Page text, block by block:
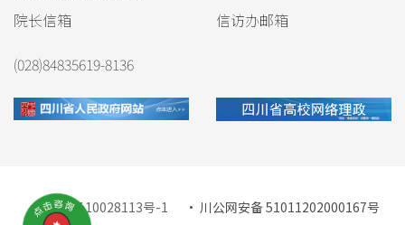
院长信箱 信访办邮箱
(028)84835619-8136
蜀ICP备10028113号-1
· 川公网安备 51011202000167号